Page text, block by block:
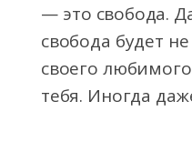
— это свобода.
свобода будет
своего
тебя. Иногда